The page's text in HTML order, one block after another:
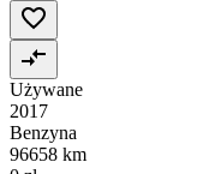
Używane
2017
Benzyna
96658 km